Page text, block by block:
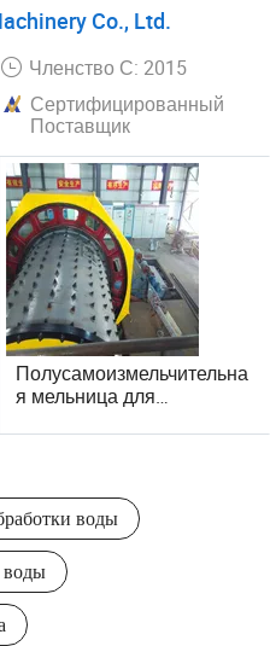
Co., Ltd. Готова
Мы твердо
роста, внедрения
стратегического
должна стать ведущей
промышленности,
и устойчивому будущему
шарового мельницы
Co., Ltd.
Членство С: 2015
Сертифицированный
Поставщик
Полусамоизмельчительна
я мельница для
воды
воды